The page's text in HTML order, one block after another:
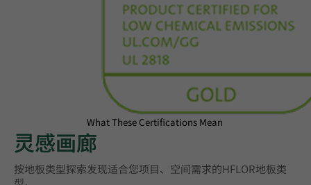
What These Certifications Mean
灵感画廊
按地板类型探索‌发现适合您项目、空间需求的HFLOR地板类